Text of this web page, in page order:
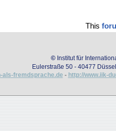
This
© Institut für
Eulerstraße 50 - 40477
als-fremdsprache.de - http://www.iik-